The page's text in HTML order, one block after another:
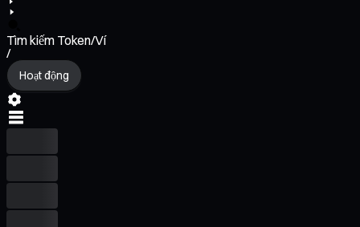
Tìm kiếm Token/Ví
/
Hoạt động